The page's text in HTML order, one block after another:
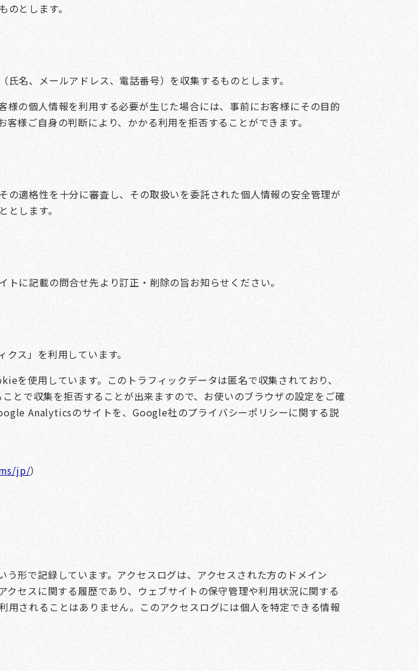
とします。
名、メールアドレス、電話番号）を収集するものとします。
の個人情報を利用する必要が生じた場合には、事前にお客様にその目的
様ご自身の判断により、かかる利用を拒否することができます。
適格性を十分に審査し、その取扱いを委託された個人情報の安全管理が
します。
に記載の問合せ先より訂正・削除の旨お知らせください。
ス」を利用しています。
を使用しています。このトラフィックデータは匿名で収集されており、
とで収集を拒否することが出来ますので、お使いのブラウザの設定をご確
Analyticsのサイトを、Google社のプライバシーポリシーに関する説
jp/）
形で記録しています。アクセスログは、アクセスされた方のドメイン
セスに関する履歴であり、ウェブサイトの保守管理や利用状況に関する
されることはありません。このアクセスログには個人を特定できる情報